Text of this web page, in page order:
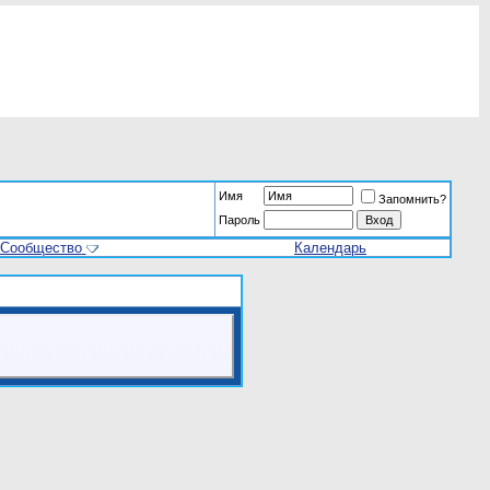
Имя
Запомнить?
Пароль
Сообщество Календарь